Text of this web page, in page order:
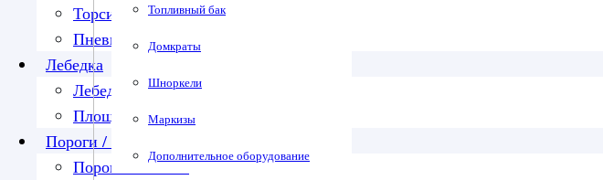
Топливный бак
Домкраты
Шноркели
Маркизы
Дополнительное оборудование
Торсионы
Пневмоподвеска
Лебедка
Лебедки
Площадка под лебедку
Пороги / подножки
Пороги силовые